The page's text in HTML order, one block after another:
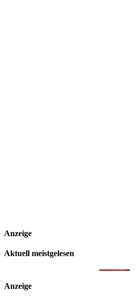
Anzeige
Aktuell meistgelesen
Anzeige